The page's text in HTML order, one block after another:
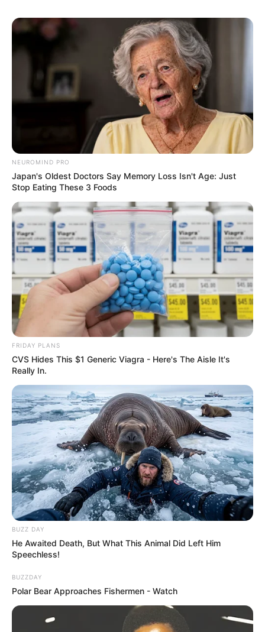
NEUROMIND PRO
Japan's Oldest Doctors Say Memory Loss Isn't Age: Just
Stop Eating These 3 Foods
FRIDAY PLANS
CVS Hides This $1 Generic Viagra - Here's The Aisle It's
Really In.
BUZZ DAY
He Awaited Death, But What This Animal Did Left Him
Speechless!
BUZZDAY
Polar Bear Approaches Fishermen - Watch